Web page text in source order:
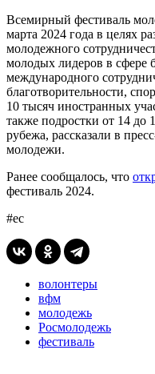
Всемирный фестиваль
марта 2024 года в целях
молодежного
молодых лидеров в сфере
международного
благотворительности,
10 тысяч иностранных
также подростки от 14 до
рубежа, рассказали в
молодежи.
Ранее сообщалось, что
фестиваль 2024.
#ес
волонтеры
вфм
молодежь
Росмолодежь
фестиваль